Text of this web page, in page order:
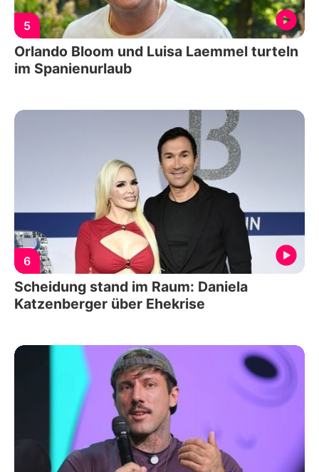
5
Orlando Bloom und Luisa Laemmel turteln
im Spanienurlaub
6
Scheidung stand im Raum: Daniela
Katzenberger über Ehekrise